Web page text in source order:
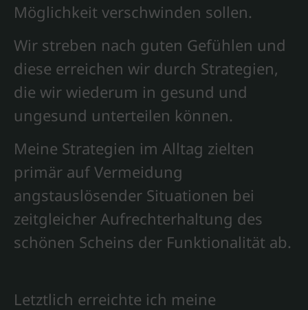
Möglichkeit verschwinden sollen.
Wir streben nach guten Gefühlen und
diese erreichen wir durch Strategien,
die wir wiederum in gesund und
ungesund unterteilen können.
Meine Strategien im Alltag zielten
primär auf Vermeidung
angstauslösender Situationen bei
zeitgleicher Aufrechterhaltung des
schönen Scheins der Funktionalität ab.
Letztlich erreichte ich meine